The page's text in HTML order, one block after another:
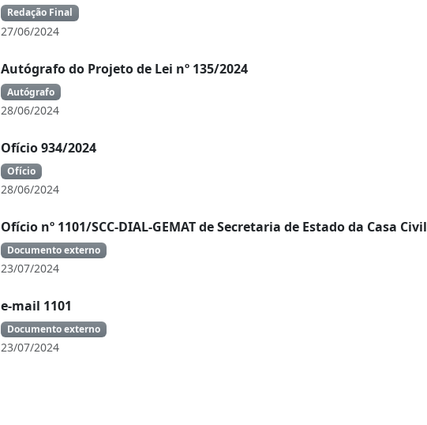
Redação Final
27/06/2024
Autógrafo do Projeto de Lei nº 135/2024
Autógrafo
28/06/2024
Ofício 934/2024
Ofício
28/06/2024
Ofício nº 1101/SCC-DIAL-GEMAT de Secretaria de Estado da Casa Civil
Documento externo
23/07/2024
e-mail 1101
Documento externo
23/07/2024